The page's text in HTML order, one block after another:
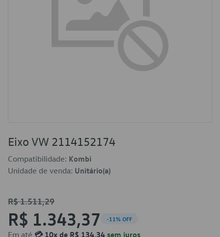
Eixo VW 2114152174
Compatibilidade: Kombi
Unidade de venda: Unitário(a)
R$ 1.511,29
R$ 1.343,37 -11% OFF
Em até 💳 10x de R$ 134,34 sem juros